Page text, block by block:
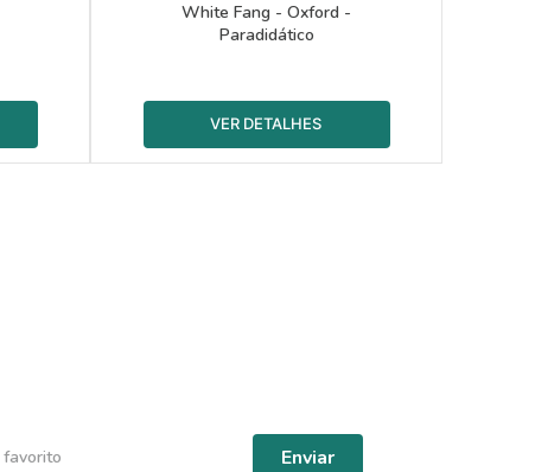
White Fang - Oxford -
Paradidático
Enviar